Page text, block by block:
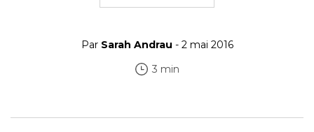
Par Sarah Andrau - 2 mai 2016
3 min